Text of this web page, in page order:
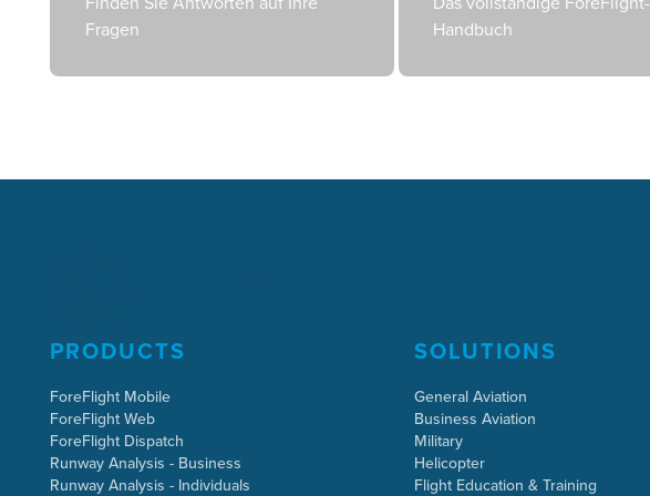
Fragen
Handbuch
PRODUCTS
ForeFlight Mobile
ForeFlight Web
ForeFlight Dispatch
Runway Analysis - Business
Runway Analysis - Individuals
SOLUTIONS
General Aviation
Business Aviation
Military
Helicopter
Flight Education & Training